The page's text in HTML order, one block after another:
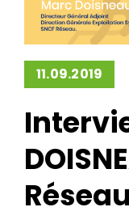
11.09.2019
Réseau